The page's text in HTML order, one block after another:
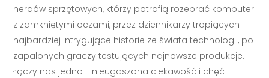
nerdów sprzętowych, którzy potrafią rozebrać komputer
z zamkniętymi oczami, przez dziennikarzy tropiących
najbardziej intrygujące historie ze świata technologii, po
zapalonych graczy testujących najnowsze produkcje.
Łączy nas jedno - nieugaszona ciekawość i chęć